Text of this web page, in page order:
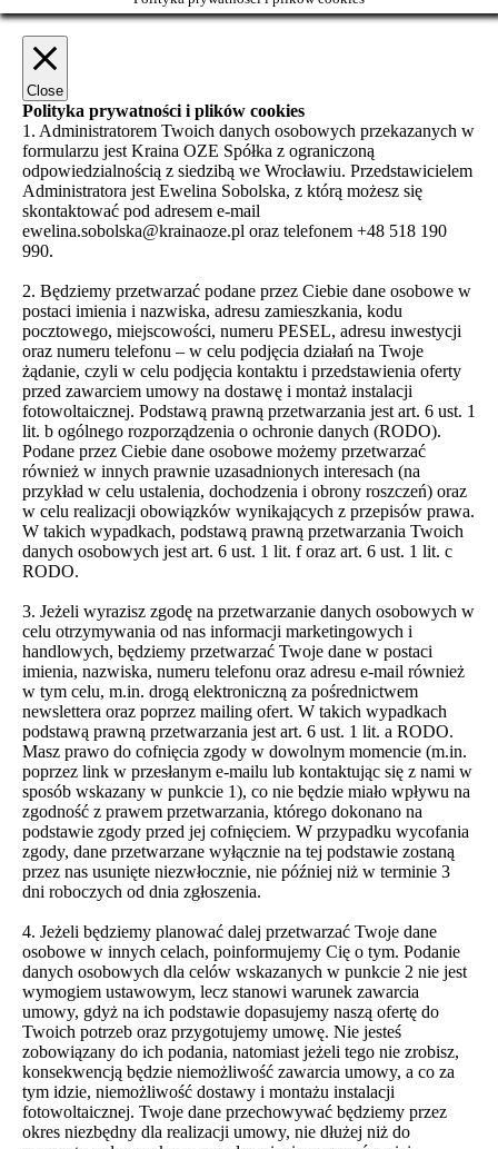
Close
Polityka prywatności i plików cookies
1. Administratorem Twoich danych osobowych przekazanych w
formularzu jest Kraina OZE Spółka z ograniczoną
odpowiedzialnością z siedzibą we Wrocławiu. Przedstawicielem
Administratora jest Ewelina Sobolska, z którą możesz się
skontaktować pod adresem e-mail
ewelina.sobolska@krainaoze.pl oraz telefonem +48 518 190
990.
2. Będziemy przetwarzać podane przez Ciebie dane osobowe w
postaci imienia i nazwiska, adresu zamieszkania, kodu
pocztowego, miejscowości, numeru PESEL, adresu inwestycji
oraz numeru telefonu – w celu podjęcia działań na Twoje
żądanie, czyli w celu podjęcia kontaktu i przedstawienia oferty
przed zawarciem umowy na dostawę i montaż instalacji
fotowoltaicznej. Podstawą prawną przetwarzania jest art. 6 ust. 1
lit. b ogólnego rozporządzenia o ochronie danych (RODO).
Podane przez Ciebie dane osobowe możemy przetwarzać
również w innych prawnie uzasadnionych interesach (na
przykład w celu ustalenia, dochodzenia i obrony roszczeń) oraz
w celu realizacji obowiązków wynikających z przepisów prawa.
W takich wypadkach, podstawą prawną przetwarzania Twoich
danych osobowych jest art. 6 ust. 1 lit. f oraz art. 6 ust. 1 lit. c
RODO.
3. Jeżeli wyrazisz zgodę na przetwarzanie danych osobowych w
celu otrzymywania od nas informacji marketingowych i
handlowych, będziemy przetwarzać Twoje dane w postaci
imienia, nazwiska, numeru telefonu oraz adresu e-mail również
w tym celu, m.in. drogą elektroniczną za pośrednictwem
newslettera oraz poprzez mailing ofert. W takich wypadkach
podstawą prawną przetwarzania jest art. 6 ust. 1 lit. a RODO.
Masz prawo do cofnięcia zgody w dowolnym momencie (m.in.
poprzez link w przesłanym e-mailu lub kontaktując się z nami w
sposób wskazany w punkcie 1), co nie będzie miało wpływu na
zgodność z prawem przetwarzania, którego dokonano na
podstawie zgody przed jej cofnięciem. W przypadku wycofania
zgody, dane przetwarzane wyłącznie na tej podstawie zostaną
przez nas usunięte niezwłocznie, nie później niż w terminie 3
dni roboczych od dnia zgłoszenia.
4. Jeżeli będziemy planować dalej przetwarzać Twoje dane
osobowe w innych celach, poinformujemy Cię o tym. Podanie
danych osobowych dla celów wskazanych w punkcie 2 nie jest
wymogiem ustawowym, lecz stanowi warunek zawarcia
umowy, gdyż na ich podstawie dopasujemy naszą ofertę do
Twoich potrzeb oraz przygotujemy umowę. Nie jesteś
zobowiązany do ich podania, natomiast jeżeli tego nie zrobisz,
konsekwencją będzie niemożliwość zawarcia umowy, a co za
tym idzie, niemożliwość dostawy i montażu instalacji
fotowoltaicznej. Twoje dane przechowywać będziemy przez
okres niezbędny dla realizacji umowy, nie dłużej niż do